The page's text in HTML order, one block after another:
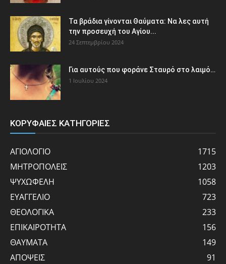
Τα βράδια γίνονται Θαύματα: Να λες αυτή
την προσευχή του Αγίου...
24 Σεπτεμβρίου 2024
Για αυτούς που φοράνε Σταυρό στο λαιμό…
1 Ιουλίου 2024
ΚΟΡΥΦΑΙΕΣ ΚΑΤΗΓΟΡΙΕΣ
ΑΓΙΟΛΟΓΙΟ
1715
ΜΗΤΡΟΠΟΛΕΙΣ
1203
ΨΥΧΩΦΕΛΗ
1058
ΕΥΑΓΓΕΛΙΟ
723
ΘΕΟΛΟΓΙΚΑ
233
ΕΠΙΚΑΙΡΟΤΗΤΑ
156
ΘΑΥΜΑΤΑ
149
ΑΠΟΨΕΙΣ
91